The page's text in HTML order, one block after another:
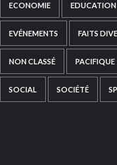
ECONOMIE EDUCATION
EVÉNEMENTS FAITS
NON CLASSÉ PACIFIQUE
SOCIAL SOCIÉTÉ